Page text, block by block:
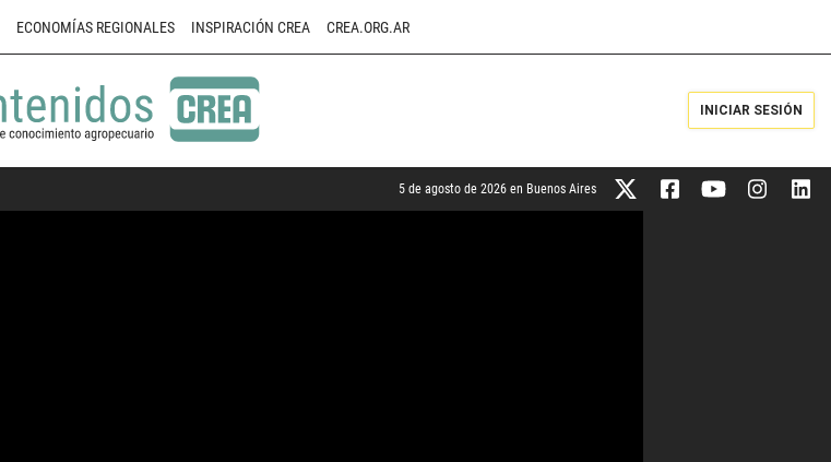
ECONOMÍAS REGIONALES INSPIRACIÓN CREA CREA.ORG.AR
INICIAR SESIÓN
5 de agosto de 2026 en Buenos Aires